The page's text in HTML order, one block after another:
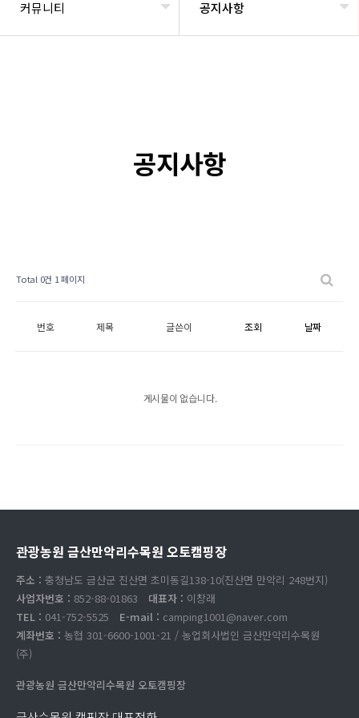
커뮤니티 공지사항
공지사항
Total 0건 1 페이지
번호 제목 글쓴이 조회 날짜
게시물이 없습니다.
관광농원 금산만악리수목원 오토캠핑장
주소 : 충청남도 금산군 진산면 초미동길138-10(진산면 만악리 248번지)
사업자번호 : 852-88-01863 대표자 : 이창래
TEL : 041-752-5525 E-mail : camping1001@naver.com
계좌번호 : 농협 301-6600-1001-21 / 농업회사법인 금산만악리수목원
(주)
관광농원 금산만악리수목원 오토캠핑장